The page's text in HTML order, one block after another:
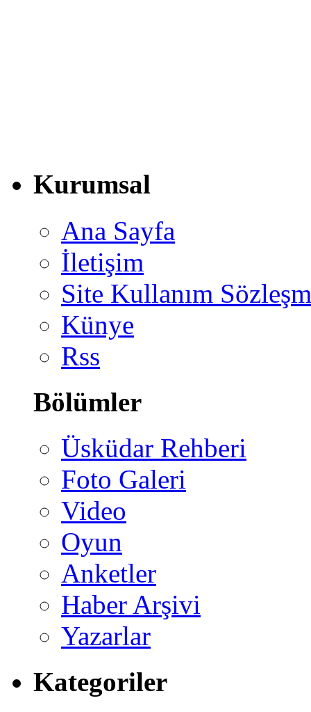
Kurumsal
Ana Sayfa
İletişim
Site Kullanım
Künye
Rss
Bölümler
Üsküdar Rehberi
Foto Galeri
Video
Oyun
Anketler
Haber Arşivi
Yazarlar
Kategoriler